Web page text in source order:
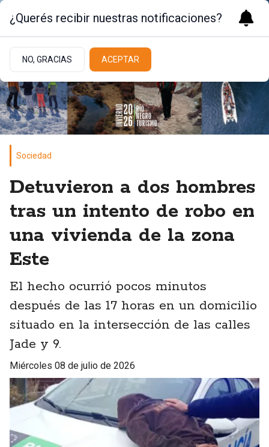
Sociedad
Detuvieron a dos hombres
tras un intento de robo en
una vivienda de la zona
Este
El hecho ocurrió pocos minutos
después de las 17 horas en un domicilio
situado en la intersección de las calles
Jade y 9.
miércoles 08 de julio de 2026
¿Querés recibir nuestras notificaciones?
NO, GRACIAS ACEPTAR